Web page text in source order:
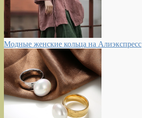
Модные женские кольца на Алиэкспресс